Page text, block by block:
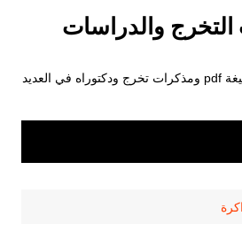
والدراسات
تحميل رسائل ماجستير بصيغة pdf ومذكرات تخرج ودكتوراه في العديد